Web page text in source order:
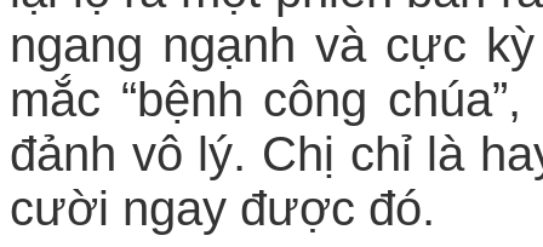
ngang ngạnh và cực
mắc “bệnh công
đảnh vô lý. Chị chỉ là
cười ngay được đó.